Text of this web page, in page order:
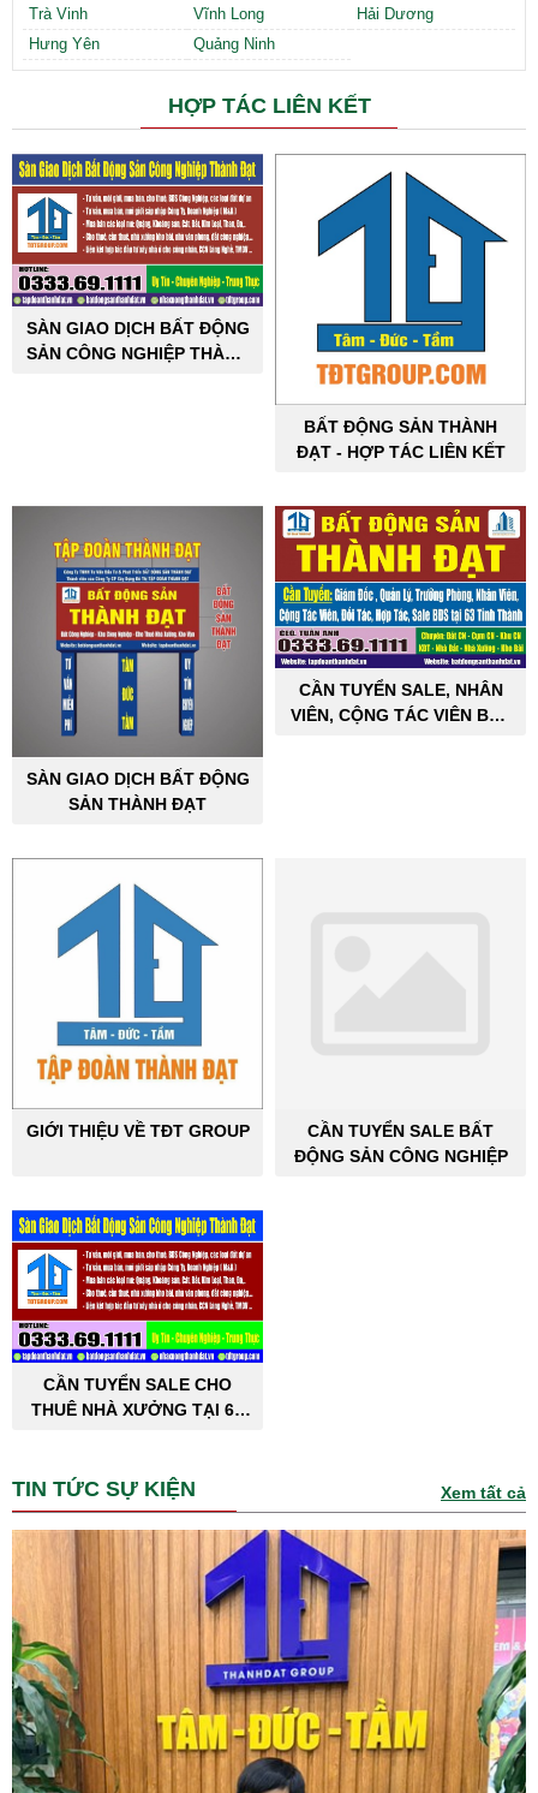
Trà Vinh Vĩnh Long
Hải Dương
Hưng Yên
Quảng Ninh
HỢP TÁC LIÊN KẾT
SÀN GIAO DỊCH BẤT ĐỘNG
SẢN CÔNG NGHIỆP THÀNH
BẤT ĐỘNG SẢN THÀNH
ĐẠT - HỢP TÁC LIÊN KẾT
SÀN GIAO DỊCH BẤT ĐỘNG
SẢN THÀNH ĐẠT
CẦN TUYỂN SALE, NHÂN
VIÊN, CỘNG TÁC VIÊN BẤT
GIỚI THIỆU VỀ TĐT GROUP
CẦN TUYỂN SALE BẤT
ĐỘNG SẢN CÔNG NGHIỆP
CẦN TUYỂN SALE CHO
THUÊ NHÀ XƯỞNG TẠI 63
TIN TỨC SỰ KIỆN Xem tất cả